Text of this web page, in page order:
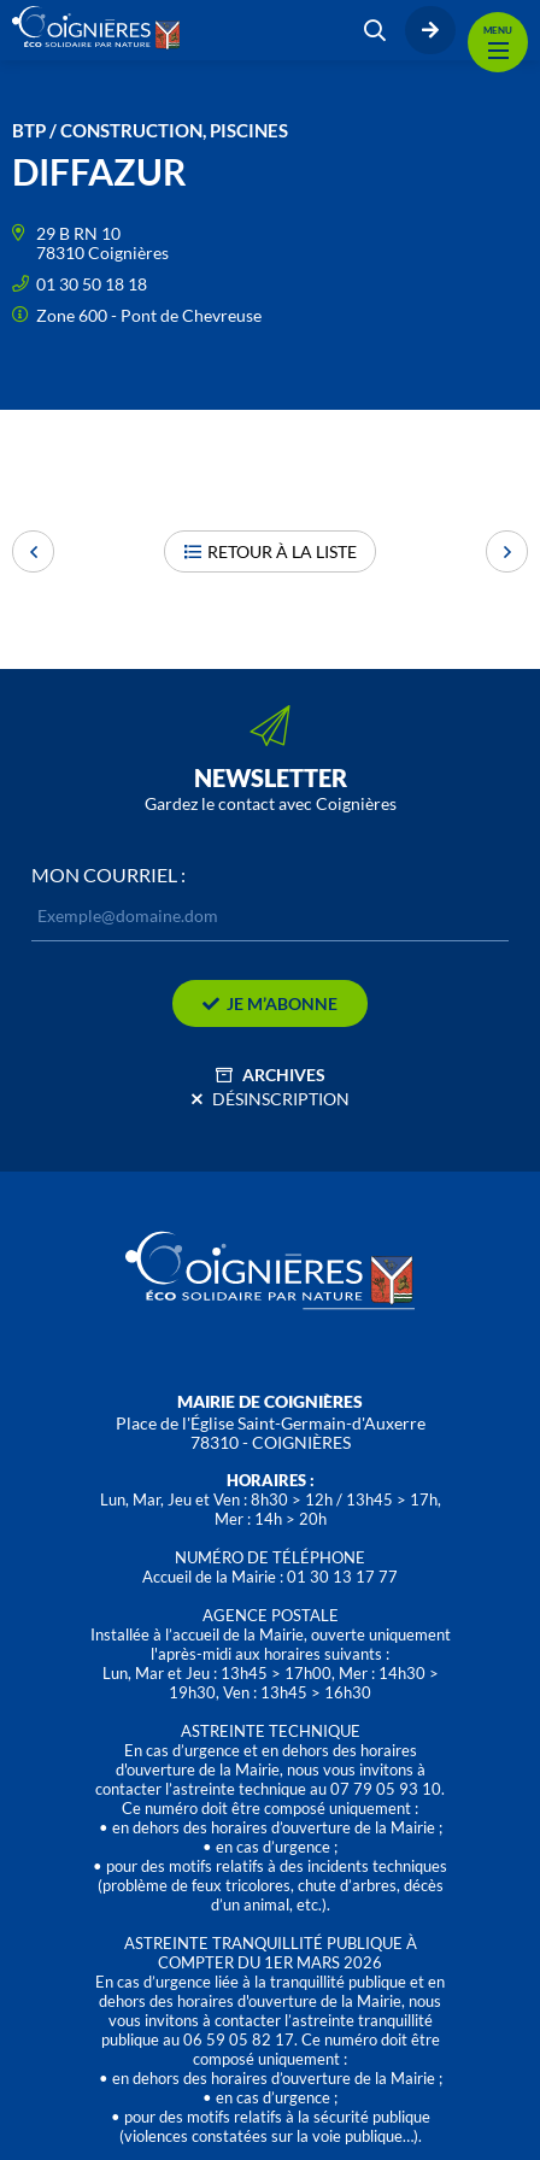
MENU
BTP / CONSTRUCTION, PISCINES
DIFFAZUR
29 B RN 10
78310 Coignières
01 30 50 18 18
Zone 600 - Pont de Chevreuse
RETOUR À LA LISTE
NEWSLETTER
Gardez le contact avec Coignières
MON COURRIEL :
JE M’ABONNE
ARCHIVES
DÉSINSCRIPTION
MAIRIE DE COIGNIÈRES
Place de l'Église Saint-Germain-d'Auxerre
78310 - COIGNIÈRES
HORAIRES :
Lun, Mar, Jeu et Ven : 8h30 > 12h / 13h45 > 17h,
Mer : 14h > 20h
NUMÉRO DE TÉLÉPHONE
Accueil de la Mairie : 01 30 13 17 77
AGENCE POSTALE
Installée à l’accueil de la Mairie, ouverte uniquement
l'après-midi aux horaires suivants :
Lun, Mar et Jeu : 13h45 > 17h00, Mer : 14h30 >
19h30, Ven : 13h45 > 16h30
ASTREINTE TECHNIQUE
En cas d’urgence et en dehors des horaires
d'ouverture de la Mairie, nous vous invitons à
contacter l’astreinte technique au 07 79 05 93 10.
Ce numéro doit être composé uniquement :
• en dehors des horaires d’ouverture de la Mairie ;
• en cas d’urgence ;
• pour des motifs relatifs à des incidents techniques
(problème de feux tricolores, chute d’arbres, décès
d’un animal, etc.).
ASTREINTE TRANQUILLITÉ PUBLIQUE À
COMPTER DU 1ER MARS 2026
En cas d’urgence liée à la tranquillité publique et en
dehors des horaires d'ouverture de la Mairie, nous
vous invitons à contacter l’astreinte tranquillité
publique au 06 59 05 82 17. Ce numéro doit être
composé uniquement :
• en dehors des horaires d’ouverture de la Mairie ;
• en cas d’urgence ;
• pour des motifs relatifs à la sécurité publique
(violences constatées sur la voie publique…).